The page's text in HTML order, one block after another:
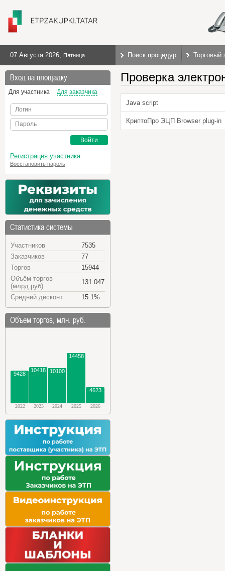
07 Августа 2026, Пятница Поиск процедур Торговый
Вход на площадку
Для участника Для заказчика
Логин
Пароль
Войти
Регистрация участника
Восстановить пароль
Статистика системы
Участников
7535
Заказчиков
77
Торгов
15944
Объём торгов
(млрд.руб)
131.047
Средний дисконт
15.1%
Объем торгов, млн. руб.
9428
10418 10100
14458
4623
2022 2023 2024 2025 2026
Проверка
Java script
КриптоПро ЭЦП Browser plug-in